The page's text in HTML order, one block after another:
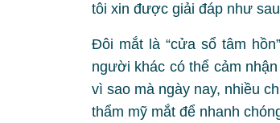
tôi xin được giải đáp như
Đôi mắt là “cửa sổ tâm
người khác có thể cảm
vì sao mà ngày nay, nhiều
thẩm mỹ mắt để nhanh